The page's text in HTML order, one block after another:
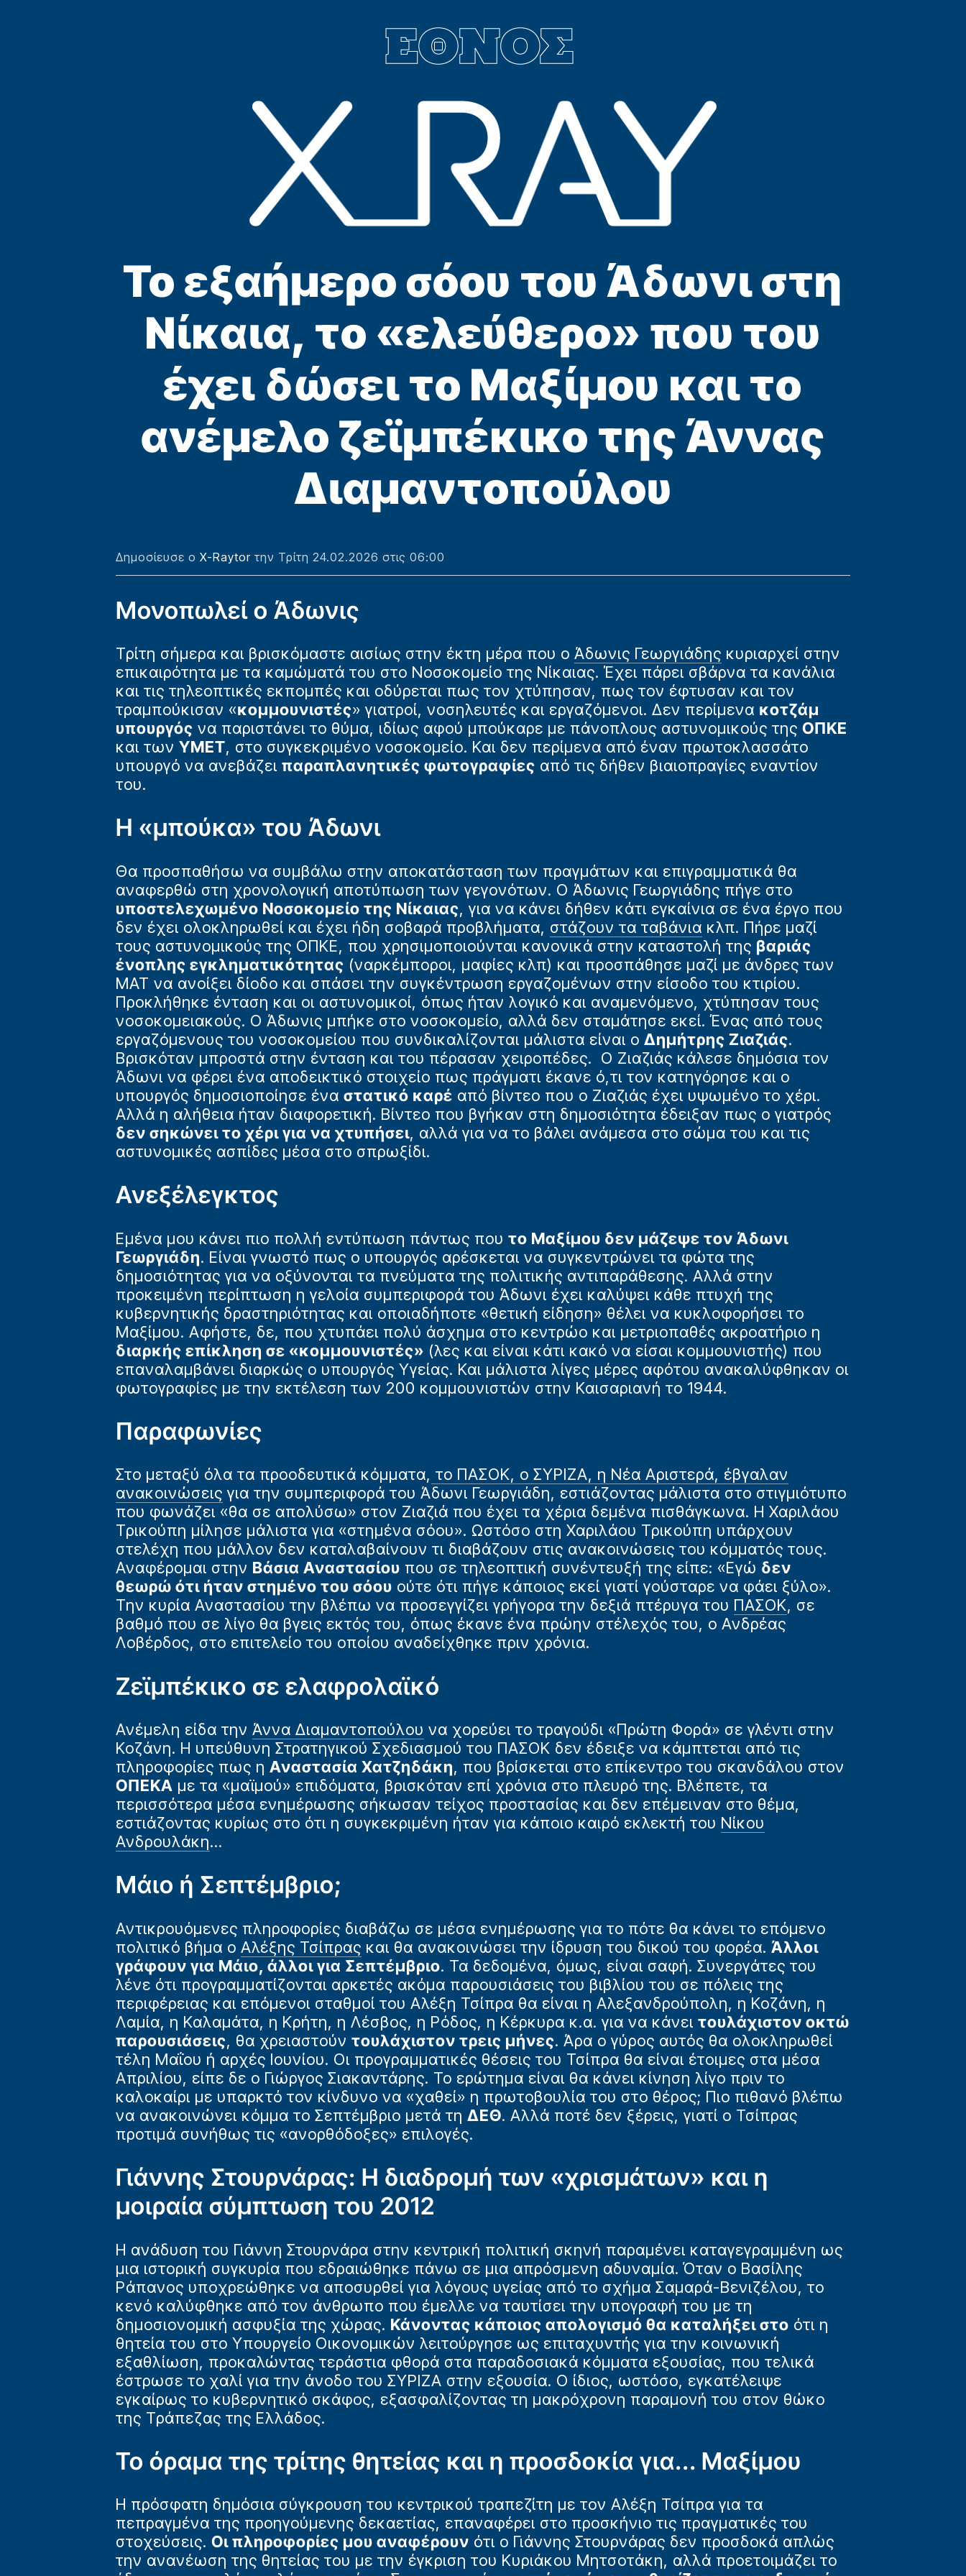
Το εξαήμερο σόου του Άδωνι στη
Νίκαια, το «ελεύθερο» που του
έχει δώσει το Μαξίμου και το
ανέμελο ζεϊμπέκικο της Άννας
Διαμαντοπούλου
Δημοσίευσε ο X-Raytorτην Τρίτη 24.02.2026 στις 06:00
Μονοπωλεί ο Άδωνις
Τρίτη σήμερα και βρισκόμαστε αισίως στην έκτη μέρα που ο Άδωνις Γεωργιάδης κυριαρχεί στην
επικαιρότητα με τα καμώματά του στο Νοσοκομείο της Νίκαιας. Έχει πάρει σβάρνα τα κανάλια
και τις τηλεοπτικές εκπομπές και οδύρεται πως τον χτύπησαν, πως τον έφτυσαν και τον
τραμπούκισαν «κομμουνιστές» γιατροί, νοσηλευτές και εργαζόμενοι. Δεν περίμενα κοτζάμ
υπουργός να παριστάνει το θύμα, ιδίως αφού μπούκαρε με πάνοπλους αστυνομικούς της ΟΠΚΕ
και των ΥΜΕΤ, στο συγκεκριμένο νοσοκομείο. Και δεν περίμενα από έναν πρωτοκλασσάτο
υπουργό να ανεβάζει παραπλανητικές φωτογραφίες από τις δήθεν βιαιοπραγίες εναντίον
του.
Η «μπούκα» του Άδωνι
Θα προσπαθήσω να συμβάλω στην αποκατάσταση των πραγμάτων και επιγραμματικά θα
αναφερθώ στη χρονολογική αποτύπωση των γεγονότων. Ο Άδωνις Γεωργιάδης πήγε στο
υποστελεχωμένο Νοσοκομείο της Νίκαιας, για να κάνει δήθεν κάτι εγκαίνια σε ένα έργο που
δεν έχει ολοκληρωθεί και έχει ήδη σοβαρά προβλήματα, στάζουν τα ταβάνια κλπ. Πήρε μαζί
τους αστυνομικούς της ΟΠΚΕ, που χρησιμοποιούνται κανονικά στην καταστολή της βαριάς
ένοπλης εγκληματικότητας (ναρκέμποροι, μαφίες κλπ) και προσπάθησε μαζί με άνδρες των
ΜΑΤ να ανοίξει δίοδο και σπάσει την συγκέντρωση εργαζομένων στην είσοδο του κτιρίου.
Προκλήθηκε ένταση και οι αστυνομικοί, όπως ήταν λογικό και αναμενόμενο, χτύπησαν τους
νοσοκομειακούς. Ο Άδωνις μπήκε στο νοσοκομείο, αλλά δεν σταμάτησε εκεί. Ένας από τους
εργαζόμενους του νοσοκομείου που συνδικαλίζονται μάλιστα είναι ο Δημήτρης Ζιαζιάς.
Βρισκόταν μπροστά στην ένταση και του πέρασαν χειροπέδες. Ο Ζιαζιάς κάλεσε δημόσια τον
Άδωνι να φέρει ένα αποδεικτικό στοιχείο πως πράγματι έκανε ό,τι τον κατηγόρησε και ο
υπουργός δημοσιοποίησε ένα στατικό καρέ από βίντεο που ο Ζιαζιάς έχει υψωμένο το χέρι.
Αλλά η αλήθεια ήταν διαφορετική. Βίντεο που βγήκαν στη δημοσιότητα έδειξαν πως ο γιατρός
δεν σηκώνει το χέρι για να χτυπήσει, αλλά για να το βάλει ανάμεσα στο σώμα του και τις
αστυνομικές ασπίδες μέσα στο σπρωξίδι.
Ανεξέλεγκτος
Εμένα μου κάνει πιο πολλή εντύπωση πάντως που το Μαξίμου δεν μάζεψε τον Άδωνι
Γεωργιάδη. Είναι γνωστό πως ο υπουργός αρέσκεται να συγκεντρώνει τα φώτα της
δημοσιότητας για να οξύνονται τα πνεύματα της πολιτικής αντιπαράθεσης. Αλλά στην
προκειμένη περίπτωση η γελοία συμπεριφορά του Άδωνι έχει καλύψει κάθε πτυχή της
κυβερνητικής δραστηριότητας και οποιαδήποτε «θετική είδηση» θέλει να κυκλοφορήσει το
Μαξίμου. Αφήστε, δε, που χτυπάει πολύ άσχημα στο κεντρώο και μετριοπαθές ακροατήριο η
διαρκής επίκληση σε «κομμουνιστές» (λες και είναι κάτι κακό να είσαι κομμουνιστής) που
επαναλαμβάνει διαρκώς ο υπουργός Υγείας. Και μάλιστα λίγες μέρες αφότου ανακαλύφθηκαν οι
φωτογραφίες με την εκτέλεση των 200 κομμουνιστών στην Καισαριανή το 1944.
Παραφωνίες
Στο μεταξύ όλα τα προοδευτικά κόμματα, το ΠΑΣΟΚ, ο ΣΥΡΙΖΑ, η Νέα Αριστερά, έβγαλαν
ανακοινώσεις για την συμπεριφορά του Άδωνι Γεωργιάδη, εστιάζοντας μάλιστα στο στιγμιότυπο
που φωνάζει «θα σε απολύσω» στον Ζιαζιά που έχει τα χέρια δεμένα πισθάγκωνα. Η Χαριλάου
Τρικούπη μίλησε μάλιστα για «στημένα σόου». Ωστόσο στη Χαριλάου Τρικούπη υπάρχουν
στελέχη που μάλλον δεν καταλαβαίνουν τι διαβάζουν στις ανακοινώσεις του κόμματός τους.
Αναφέρομαι στην Βάσια Αναστασίου που σε τηλεοπτική συνέντευξή της είπε: «Εγώ δεν
θεωρώ ότι ήταν στημένο του σόου ούτε ότι πήγε κάποιος εκεί γιατί γούσταρε να φάει ξύλο».
Την κυρία Αναστασίου την βλέπω να προσεγγίζει γρήγορα την δεξιά πτέρυγα του ΠΑΣΟΚ, σε
βαθμό που σε λίγο θα βγεις εκτός του, όπως έκανε ένα πρώην στέλεχός του, ο Ανδρέας
Λοβέρδος, στο επιτελείο του οποίου αναδείχθηκε πριν χρόνια.
Ζεϊμπέκικο σε ελαφρολαϊκό
Ανέμελη είδα την Άννα Διαμαντοπούλου να χορεύει το τραγούδι «Πρώτη Φορά» σε γλέντι στην
Κοζάνη. Η υπεύθυνη Στρατηγικού Σχεδιασμού του ΠΑΣΟΚ δεν έδειξε να κάμπτεται από τις
πληροφορίες πως η Αναστασία Χατζηδάκη, που βρίσκεται στο επίκεντρο του σκανδάλου στον
ΟΠΕΚΑ με τα «μαϊμού» επιδόματα, βρισκόταν επί χρόνια στο πλευρό της. Βλέπετε, τα
περισσότερα μέσα ενημέρωσης σήκωσαν τείχος προστασίας και δεν επέμειναν στο θέμα,
εστιάζοντας κυρίως στο ότι η συγκεκριμένη ήταν για κάποιο καιρό εκλεκτή του Νίκου
Ανδρουλάκη...
Μάιο ή Σεπτέμβριο;
Αντικρουόμενες πληροφορίες διαβάζω σε μέσα ενημέρωσης για το πότε θα κάνει το επόμενο
πολιτικό βήμα ο Αλέξης Τσίπρας και θα ανακοινώσει την ίδρυση του δικού του φορέα. Άλλοι
γράφουν για Μάιο, άλλοι για Σεπτέμβριο. Τα δεδομένα, όμως, είναι σαφή. Συνεργάτες του
λένε ότι προγραμματίζονται αρκετές ακόμα παρουσιάσεις του βιβλίου του σε πόλεις της
περιφέρειας και επόμενοι σταθμοί του Αλέξη Τσίπρα θα είναι η Αλεξανδρούπολη, η Κοζάνη, η
Λαμία, η Καλαμάτα, η Κρήτη, η Λέσβος, η Ρόδος, η Κέρκυρα κ.α. για να κάνει τουλάχιστον οκτώ
παρουσιάσεις, θα χρειαστούν τουλάχιστον τρεις μήνες. Άρα ο γύρος αυτός θα ολοκληρωθεί
τέλη Μαΐου ή αρχές Ιουνίου. Οι προγραμματικές θέσεις του Τσίπρα θα είναι έτοιμες στα μέσα
Απριλίου, είπε δε ο Γιώργος Σιακαντάρης. Το ερώτημα είναι θα κάνει κίνηση λίγο πριν το
καλοκαίρι με υπαρκτό τον κίνδυνο να «χαθεί» η πρωτοβουλία του στο θέρος; Πιο πιθανό βλέπω
να ανακοινώνει κόμμα το Σεπτέμβριο μετά τη ΔΕΘ. Αλλά ποτέ δεν ξέρεις, γιατί ο Τσίπρας
προτιμά συνήθως τις «ανορθόδοξες» επιλογές.
Γιάννης Στουρνάρας: Η διαδρομή των «χρισμάτων» και η
μοιραία σύμπτωση του 2012
Η ανάδυση του Γιάννη Στουρνάρα στην κεντρική πολιτική σκηνή παραμένει καταγεγραμμένη ως
μια ιστορική συγκυρία που εδραιώθηκε πάνω σε μια απρόσμενη αδυναμία. Όταν ο Βασίλης
Ράπανος υποχρεώθηκε να αποσυρθεί για λόγους υγείας από το σχήμα Σαμαρά-Βενιζέλου, το
κενό καλύφθηκε από τον άνθρωπο που έμελλε να ταυτίσει την υπογραφή του με τη
δημοσιονομική ασφυξία της χώρας. Κάνοντας κάποιος απολογισμό θα καταλήξει στο ότι η
θητεία του στο Υπουργείο Οικονομικών λειτούργησε ως επιταχυντής για την κοινωνική
εξαθλίωση, προκαλώντας τεράστια φθορά στα παραδοσιακά κόμματα εξουσίας, που τελικά
έστρωσε το χαλί για την άνοδο του ΣΥΡΙΖΑ στην εξουσία. Ο ίδιος, ωστόσο, εγκατέλειψε
εγκαίρως το κυβερνητικό σκάφος, εξασφαλίζοντας τη μακρόχρονη παραμονή του στον θώκο
της Τράπεζας της Ελλάδος.
Το όραμα της τρίτης θητείας και η προσδοκία για... Μαξίμου
Η πρόσφατη δημόσια σύγκρουση του κεντρικού τραπεζίτη με τον Αλέξη Τσίπρα για τα
πεπραγμένα της προηγούμενης δεκαετίας, επαναφέρει στο προσκήνιο τις πραγματικές του
στοχεύσεις. Οι πληροφορίες μου αναφέρουν ότι ο Γιάννης Στουρνάρας δεν προσδοκά απλώς
την ανανέωση της θητείας του με την έγκριση του Κυριάκου Μητσοτάκη, αλλά προετοιμάζει το